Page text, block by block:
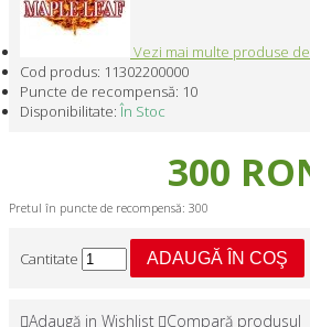
Vezi mai multe produse
Cod produs: 11302200000
Puncte de recompensă: 10
Disponibilitate:În Stoc
300
Pretul în puncte de recompensă: 300
Cantitate ADAUGĂ ÎN COŞ
Adaugă in Wishlist Compară produsul